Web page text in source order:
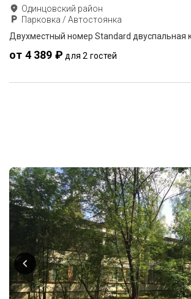
Одинцовский район
Парковка / Автостоянка
Двухместный номер Standard двуспальная
от 4 389 ₽ для 2 гостей